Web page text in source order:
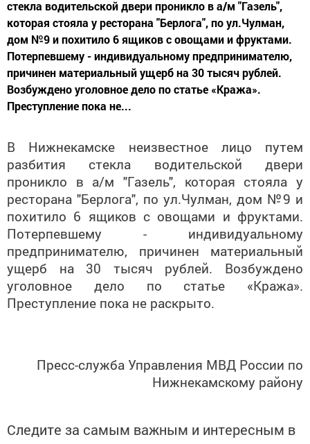
стекла водительской двери проникло в а/м "Газель",
которая стояла у ресторана "Берлога", по ул.Чулман,
дом №9 и похитило 6 ящиков с овощами и фруктами.
Потерпевшему - индивидуальному предпринимателю,
причинен материальный ущерб на 30 тысяч рублей.
Возбуждено уголовное дело по статье «Кража».
Преступление пока не...
В Нижнекамске неизвестное лицо путем
разбития стекла водительской двери
проникло в а/м "Газель", которая стояла у
ресторана "Берлога", по ул.Чулман, дом №9 и
похитило 6 ящиков с овощами и фруктами.
Потерпевшему - индивидуальному
предпринимателю, причинен материальный
ущерб на 30 тысяч рублей. Возбуждено
уголовное дело по статье «Кража».
Преступление пока не раскрыто.
Пресс-служба Управления МВД России по
Нижнекамскому району
Следите за самым важным и интересным в